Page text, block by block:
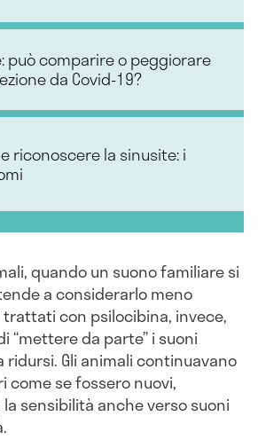
può comparire o peggiorare
da Covid-19?
riconoscere la sinusite: i
quando un suono familiare si
a considerarlo meno
con psilocibina, invece,
“mettere da parte” i suoni
Gli animali continuavano
come se fossero nuovi,
sensibilità anche verso suoni